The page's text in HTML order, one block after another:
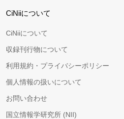
CiNiiについて
CiNiiについて
収録刊行物について
利用規約・プライバシーポリシー
個人情報の扱いについて
お問い合わせ
国立情報学研究所 (NII)